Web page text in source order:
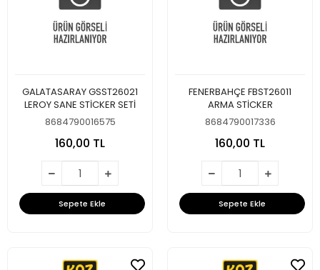
GALATASARAY GSST26021
LEROY SANE STİCKER SETİ
8684790016575
160,00 TL
Sepete Ekle
FENERBAHÇE FBST26011
ARMA STİCKER
8684790017336
160,00 TL
Sepete Ekle